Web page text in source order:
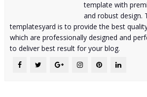
template with
and robust design.
templatesyard is to provide the best
which are professionally designed and
to deliver best result for your blog.